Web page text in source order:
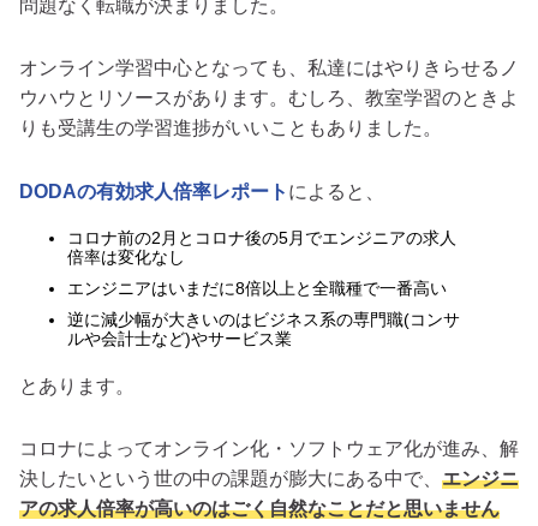
問題なく転職が決まりました。
オンライン学習中心となっても、私達にはやりきらせるノ
ウハウとリソースがあります。むしろ、教室学習のときよ
りも受講生の学習進捗がいいこともありました。
DODAの有効求人倍率レポート によると、
コロナ前の2月とコロナ後の5月でエンジニアの求人
倍率は変化なし
エンジニアはいまだに8倍以上と全職種で一番高い
逆に減少幅が大きいのはビジネス系の専門職(コンサ
ルや会計士など)やサービス業
とあります。
コロナによってオンライン化・ソフトウェア化が進み、解
決したいという世の中の課題が膨大にある中で、 エンジニ
アの求人倍率が高いのはごく自然なことだと思いません